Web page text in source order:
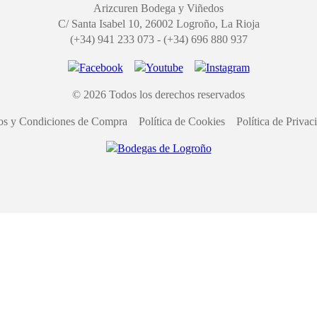
Arizcuren Bodega y Viñedos
C/ Santa Isabel 10, 26002 Logroño, La Rioja
(+34) 941 233 073 - (+34) 696 880 937
© 2026 Todos los derechos reservados
y Condiciones de Compra Política de Cookies Política de